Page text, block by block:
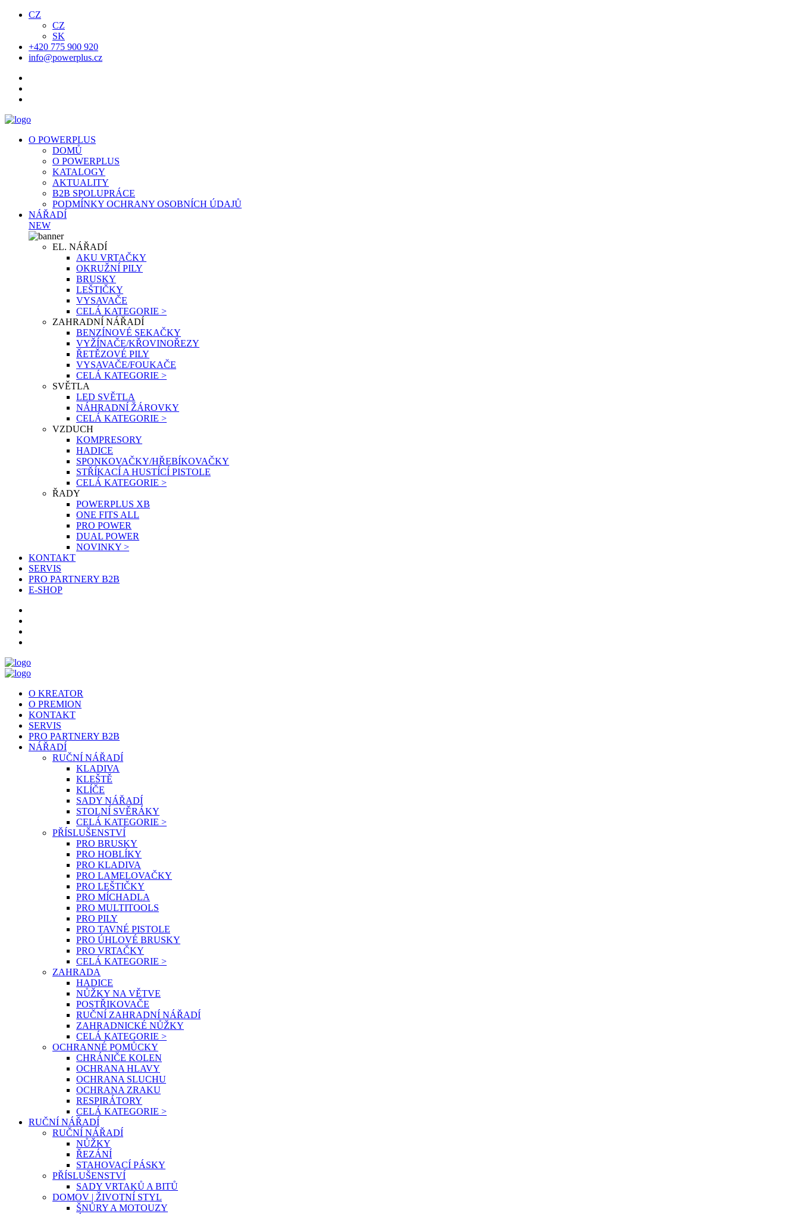
CZ
CZ
SK
+420 775 900 920
info@powerplus.cz
O POWERPLUS
DOMŮ
O POWERPLUS
KATALOGY
AKTUALITY
B2B SPOLUPRÁCE
PODMÍNKY OCHRANY OSOBNÍCH ÚDAJŮ
NÁŘADÍ
NEW
EL. NÁŘADÍ
AKU VRTAČKY
OKRUŽNÍ PILY
BRUSKY
LEŠTIČKY
VYSAVAČE
CELÁ KATEGORIE >
ZAHRADNÍ NÁŘADÍ
BENZÍNOVÉ SEKAČKY
VYŽÍNAČE/KŘOVINOŘEZY
ŘETĚZOVÉ PILY
VYSAVAČE/FOUKAČE
CELÁ KATEGORIE >
SVĚTLA
LED SVĚTLA
NÁHRADNÍ ŽÁROVKY
CELÁ KATEGORIE >
VZDUCH
KOMPRESORY
HADICE
SPONKOVAČKY/HŘEBÍKOVAČKY
STŘÍKACÍ A HUSTÍCÍ PISTOLE
CELÁ KATEGORIE >
ŘADY
POWERPLUS XB
ONE FITS ALL
PRO POWER
DUAL POWER
NOVINKY >
KONTAKT
SERVIS
PRO PARTNERY B2B
E-SHOP
O KREATOR
O PREMION
KONTAKT
SERVIS
PRO PARTNERY B2B
NÁŘADÍ
RUČNÍ NÁŘADÍ
KLADIVA
KLEŠTĚ
KLÍČE
SADY NÁŘADÍ
STOLNÍ SVĚRÁKY
CELÁ KATEGORIE >
PŘÍSLUŠENSTVÍ
PRO BRUSKY
PRO HOBLÍKY
PRO KLADIVA
PRO LAMELOVAČKY
PRO LEŠTIČKY
PRO MÍCHADLA
PRO MULTITOOLS
PRO PILY
PRO TAVNÉ PISTOLE
PRO ÚHLOVÉ BRUSKY
PRO VRTAČKY
CELÁ KATEGORIE >
ZAHRADA
HADICE
NŮŽKY NA VĚTVE
POSTŘIKOVAČE
RUČNÍ ZAHRADNÍ NÁŘADÍ
ZAHRADNICKÉ NŮŽKY
CELÁ KATEGORIE >
OCHRANNÉ POMŮCKY
CHRÁNIČE KOLEN
OCHRANA HLAVY
OCHRANA SLUCHU
OCHRANA ZRAKU
RESPIRÁTORY
CELÁ KATEGORIE >
RUČNÍ NÁŘADÍ
RUČNÍ NÁŘADÍ
NŮŽKY
ŘEZÁNÍ
STAHOVACÍ PÁSKY
PŘÍSLUŠENSTVÍ
SADY VRTAKŮ A BITŮ
DOMOV | ŽIVOTNÍ STYL
ŠNŮRY A MOTOUZY